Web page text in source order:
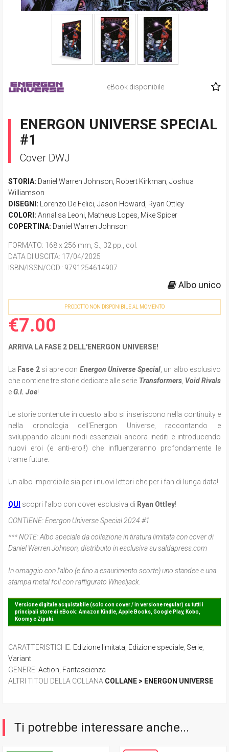
eBook disponibile
ENERGON UNIVERSE SPECIAL
#1
Cover DWJ
STORIA: Daniel Warren Johnson Robert Kirkman Joshua
Williamson
DISEGNI:
Lorenzo De Felici Jason Howard Ryan Ottley
COLORI: Annalisa Leoni Matheus Lopes Mike Spicer
COPERTINA: Daniel Warren Johnson
FORMATO: 168 x 256 mm, S., 32 pp., col.
DATA DI USCITA: 17/04/2025
ISBN/ISSN/COD.: 9791254614907
Albo unico
PRODOTTO NON DISPONIBILE AL MOMENTO
€7.00
ARRIVA LA FASE 2 DELL'ENERGON UNIVERSE!
La Fase 2si apre con Energon Universe Special, un albo esclusivo
che contiene tre storie dedicate alle serie Transformers, Void Rivals
eG.I. Joe!
Le storie contenute in questo albo si inseriscono nella continuity e
nella cronologia dell’Energon Universe, raccontando e
sviluppando alcuni nodi essenziali ancora inediti e introducendo
nuovi eroi (e anti-eroi!) che influenzeranno profondamente le
trame future.
Un albo imperdibile sia per i nuovi lettori che per i fan di lunga data!
QUI scopri l'albo con cover esclusiva di Ryan Ottley!
CONTIENE:Energon Universe Special 2024 #1
*** NOTE:Albo speciale da collezione in tiratura limitata con cover di
Daniel Warren Johnson, distribuito in esclusiva su saldapress.com
In omaggio con l'albo (e fino a esaurimento scorte) uno standee e una
stampa metal foil con raffigurato Wheeljack.
Versione digitale acquistabile (solo con cover / in versione regular) su tutti i
principali store di eBook: Amazon Kindle, Apple Books, Google Play, Kobo,
Koomy e Zipaki.
CARATTERISTICHE: Edizione limitata Edizione speciale Serie
Variant
GENERE: Action Fantascienza
ALTRI TITOLI DELLA COLLANA COLLANE > ENERGON UNIVERSE
Ti potrebbe interessare anche...